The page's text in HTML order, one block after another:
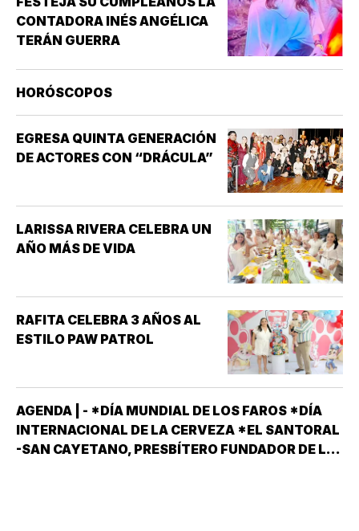
CONTADORA INÉS ANGÉLICA
TERÁN GUERRA
HORÓSCOPOS
EGRESA QUINTA GENERACIÓN
DE ACTORES CON “DRÁCULA”
LARISSA RIVERA CELEBRA UN
AÑO MÁS DE VIDA
RAFITA CELEBRA 3 AÑOS AL
ESTILO PAW PATROL
AGENDA | - *DÍA MUNDIAL DE LOS FAROS *DÍA
INTERNACIONAL DE LA CERVEZA *EL SANTORAL
-SAN CAYETANO, PRESBÍTERO FUNDADOR DE LA